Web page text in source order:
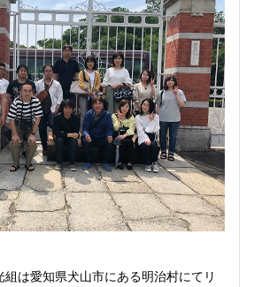
は愛知県犬山市にある明治村にてリ